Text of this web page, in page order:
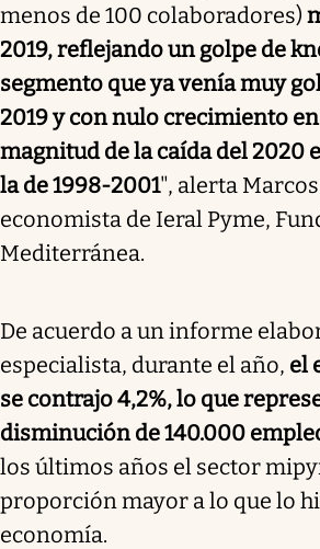
menos de 100 colaboradores)
2019, reflejando un golpe de
segmento que ya venía muy
2019 y con nulo crecimiento en
magnitud de la caída del 2020
la de 1998-2001", alerta
economista de Ieral Pyme,
Mediterránea.
De acuerdo a un informe
especialista, durante el año, el
se contrajo 4,2%, lo que
disminución de 140.000
los últimos años el sector
proporción mayor a lo que lo
economía.